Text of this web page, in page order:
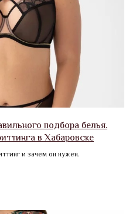
подбора белья.
в Хабаровске
и зачем он нужен.